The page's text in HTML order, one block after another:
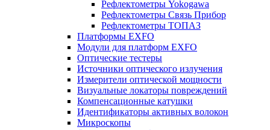
Рефлектометры Yokogawa
Рефлектометры Связь Прибор
Рефлектометры ТОПАЗ
Платформы EXFO
Модули для платформ EXFO
Оптические тестеры
Источники оптического излучения
Измерители оптической мощности
Визуальные локаторы повреждений
Компенсационные катушки
Идентификаторы активных волокон
Микроскопы